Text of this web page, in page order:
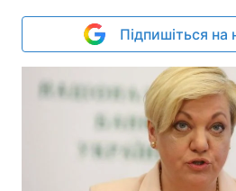
Підпишіться на